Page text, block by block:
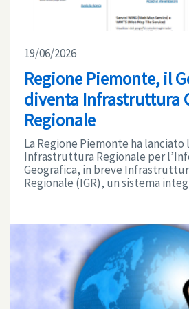
19/06/2026
Regione Piemonte, il
diventa Infrastruttura
Regionale
La Regione Piemonte ha lanciato
Infrastruttura Regionale per
Geografica, in breve
Regionale (IGR), un sistema